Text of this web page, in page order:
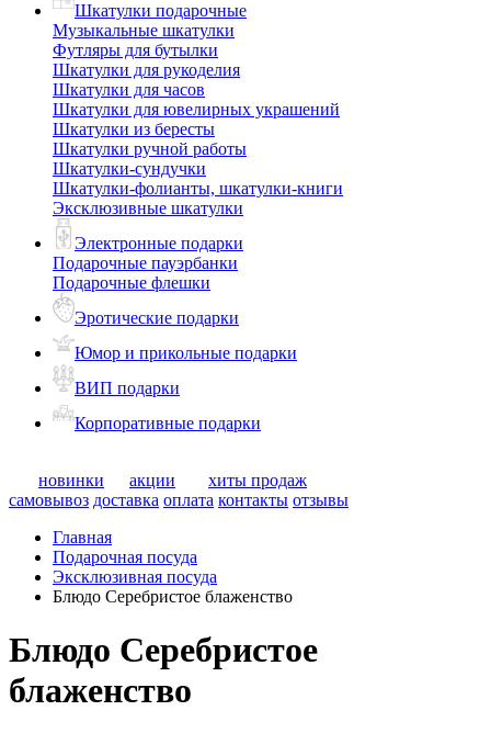
Шкатулки подарочные
Музыкальные шкатулки
Футляры для бутылки
Шкатулки для рукоделия
Шкатулки для часов
Шкатулки для ювелирных украшений
Шкатулки из бересты
Шкатулки ручной работы
Шкатулки-сундучки
Шкатулки-фолианты, шкатулки-книги
Эксклюзивные шкатулки
Электронные подарки
Подарочные пауэрбанки
Подарочные флешки
Эротические подарки
Юмор и прикольные подарки
ВИП подарки
Корпоративные подарки
новинки акции
хиты продаж
самовывоз доставка оплата контакты отзывы
Главная
Подарочная посуда
Эксклюзивная посуда
Блюдо Серебристое блаженство
Блюдо Серебристое
блаженство